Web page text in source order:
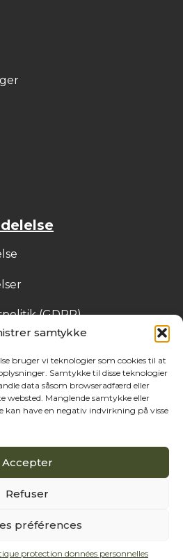
samtykke
bruger vi teknologier som cookies til at
Samtykke til disse teknologier
data såsom browseradfærd eller
websted. Manglende samtykke eller
have en negativ indvirkning på visse
Accepter
Refuser
préférences
protection données personnelles
(GDPR)
– Skabt af Cassandre Thibaut